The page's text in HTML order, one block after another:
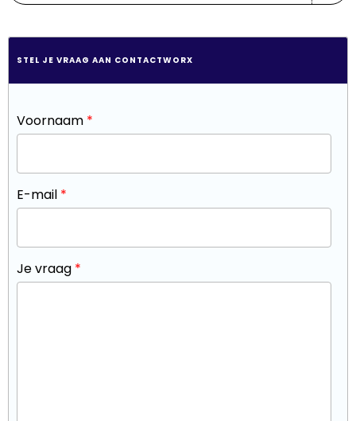
STEL JE VRAAG AAN CONTACTWORX
Voornaam *
E-mail *
Je vraag *